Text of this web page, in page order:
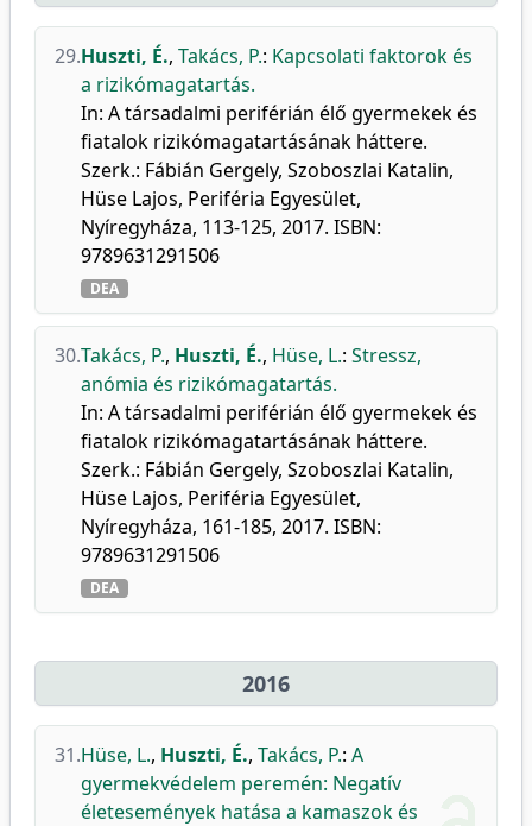
29.Huszti, É., Takács, P.: Kapcsolati faktorok és
a rizikómagatartás.
In: A társadalmi periférián élő gyermekek és
fiatalok rizikómagatartásának háttere.
Szerk.: Fábián Gergely, Szoboszlai Katalin,
Hüse Lajos, Periféria Egyesület,
Nyíregyháza, 113-125, 2017. ISBN:
9789631291506
DEA
30.Takács, P., Huszti, É., Hüse, L.: Stressz,
anómia és rizikómagatartás.
In: A társadalmi periférián élő gyermekek és
fiatalok rizikómagatartásának háttere.
Szerk.: Fábián Gergely, Szoboszlai Katalin,
Hüse Lajos, Periféria Egyesület,
Nyíregyháza, 161-185, 2017. ISBN:
9789631291506
DEA
2016
31.Hüse, L., Huszti, É., Takács, P.: A
gyermekvédelem peremén: Negatív
életesemények hatása a kamaszok és